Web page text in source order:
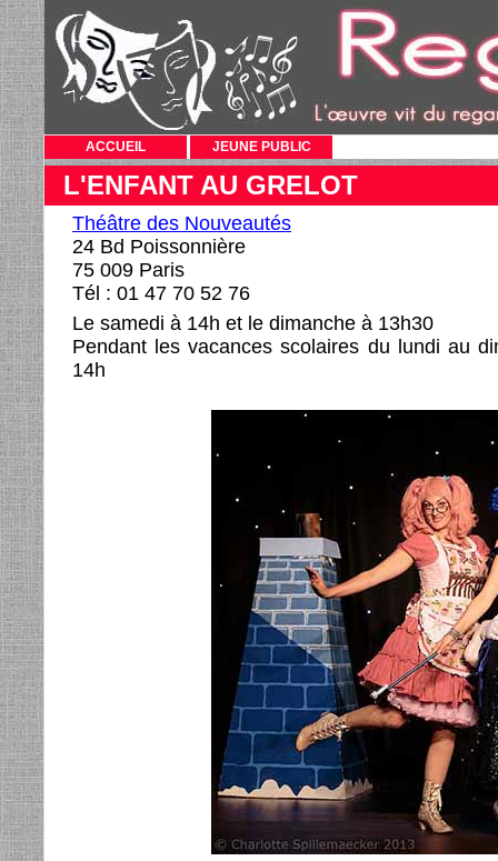
ACCUEIL JEUNE PUBLIC
L'ENFANT AU GRELOT
Théâtre des Nouveautés
24 Bd Poissonnière
75 009 Paris
Tél : 01 47 70 52 76
Le samedi à 14h et le dimanche à 13h30
Pendant les vacances scolaires du lundi au
14h